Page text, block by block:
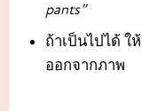
pants”
ถ้าเป็นไปได้ ใ
ออกจากภาพ